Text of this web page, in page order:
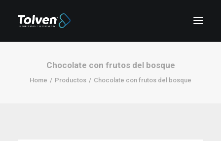
Chocolate con frutos del bosque
Home Productos Chocolate con frutos del bosque